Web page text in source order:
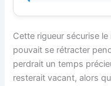
Cette rigueur sécurise
pouvait se rétracter
perdrait un temps
resterait vacant, alors